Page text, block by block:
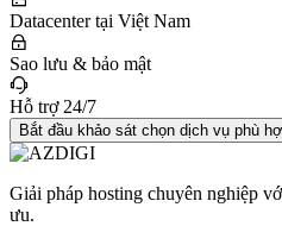
Datacenter tại Việt Nam
Sao lưu & bảo mật
Hỗ trợ 24/7
Bắt đầu khảo sát chọn dịch vụ phù
Giải pháp hosting chuyên nghiệp
ưu.